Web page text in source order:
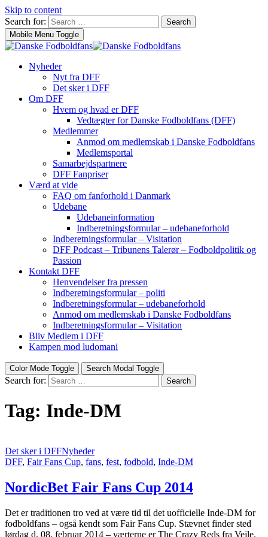
Skip to content
Search for:
Search
Mobile Menu Toggle
Nyheder
Nyt fra DFF
Det sker i DFF
Om DFF
Hvem og hvad er DFF
Vedtægter for Danske Fodboldfans (DFF)
Medlemmer
Anmod om medlemskab i Danske Fodboldfans
Medlemsportal
Samarbejdspartnere
DFF Fanpriser
Værd at vide
FAQ om fanforhold i Danmark
Udebane
Udebaneinformation
Indberetningsformular – udebaneforhold
Indberetningsformular – Visitation
DFF Podcast – Tribunens Talerør – Fodboldpolitik og
Passion
Kontakt DFF
Henvendelser fra pressen
Indberetningsformular – politi
Indberetningsformular – udebaneforhold
Anmod om medlemskab i Danske Fodboldfans
Indberetningsformular – Visitation
Bliv Medlem i DFF
Kampen mod ludomani
Color Mode Toggle Search Modal Toggle
Search for: Search
Tag: Inde-DM
Det sker i DFFNyheder
DFF, Fair Fans Cup, fans, fest, fodbold, Inde-DM
NordicBet Fair Fans Cup 2014
Det er traditionen tro ved at være tid til det uofficielle Inde-DM for
fodboldfans – også kendt som Fair Fans Cup. Stævnet finder sted
lørdag d. 08. februar 2014 – værterne er The Crazy Reds fra Vejle.